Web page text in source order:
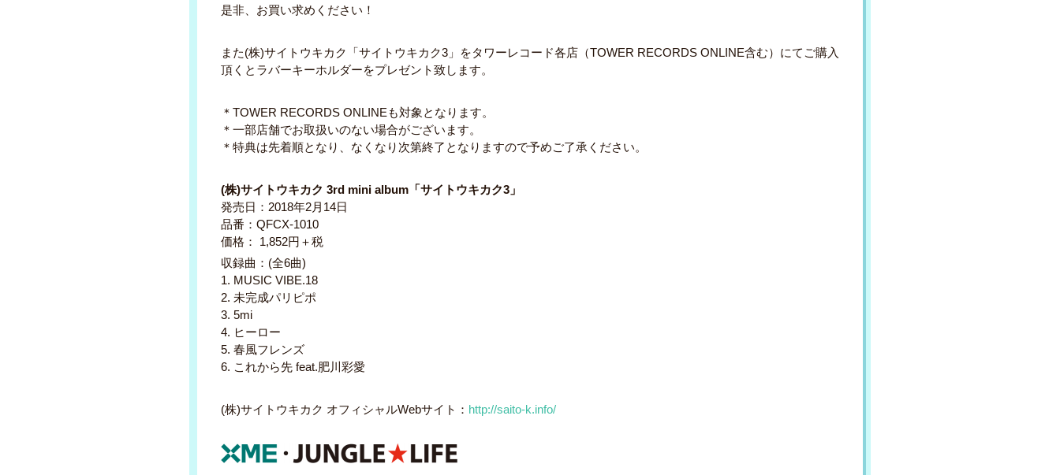
是非、お買い求めください！
また(株)サイトウキカク「サイトウキカク3」をタワーレコード各店（TOWER RECORDS ONLINE含む）にてご購入
頂くとラバーキーホルダーをプレゼント致します。
＊TOWER RECORDS ONLINEも対象となります。
＊一部店舗でお取扱いのない場合がございます。
＊特典は先着順となり、なくなり次第終了となりますので予めご了承ください。
(株)サイトウキカク 3rd mini album「サイトウキカク3」
発売日：2018年2月14日
品番：QFCX-1010
価格： 1,852円＋税
収録曲：(全6曲)
1. MUSIC VIBE.18
2. 未完成パリピポ
3. 5mi
4. ヒーロー
5. 春風フレンズ
6. これから先 feat.肥川彩愛
(株)サイトウキカク オフィシャルWebサイト： http://saito-k.info/